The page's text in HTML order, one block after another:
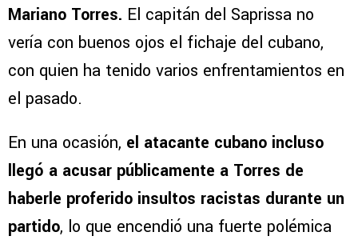
Mariano Torres. El capitán del Saprissa no
vería con buenos ojos el fichaje del cubano,
con quien ha tenido varios enfrentamientos en
el pasado.
En una ocasión, el atacante cubano incluso
llegó a acusar públicamente a Torres de
haberle proferido insultos racistas durante un
partido, lo que encendió una fuerte polémica